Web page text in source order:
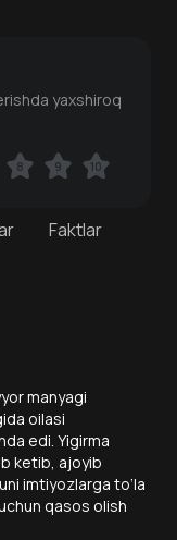
Faktlar
manyagi
oilasi
edi. Yigirma
ketib, ajoyib
imtiyozlarga to‘la
qasos olish
yaxshiroq
8 9 10
8 9 10